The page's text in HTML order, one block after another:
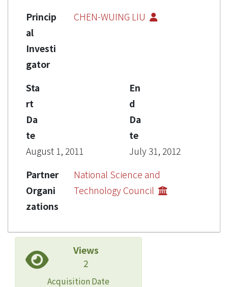
Princip
al
Investi
gator
CHEN-WUING LIU
Sta
rt
Da
te
August 1, 2011
En
d
Da
te
July 31, 2012
Partner
Organi
zations
National Science and
Technology Council
Views
2
Acquisition Date